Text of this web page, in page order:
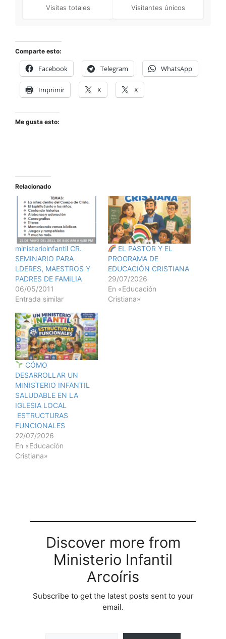
Visitas totales Visitantes únicos
Comparte esto:
Facebook Telegram WhatsApp
Imprimir X X
Me gusta esto:
Relacionado
ministerioinfantil CR.
SEMINARIO PARA
LDERES, MAESTROS Y
PADRES DE FAMILIA
06/05/2011
Entrada similar
EL PASTOR Y EL
PROGRAMA DE
EDUCACIÓN CRISTIANA
29/07/2026
En «Educación
Cristiana»
CÓMO
DESARROLLAR UN
MINISTERIO INFANTIL
SALUDABLE EN LA
IGLESIA LOCAL
ESTRUCTURAS
FUNCIONALES
22/07/2026
En «Educación
Cristiana»
Discover more from
Ministerio Infantil
Arcoíris
Subscribe to get the latest posts sent to your
email.